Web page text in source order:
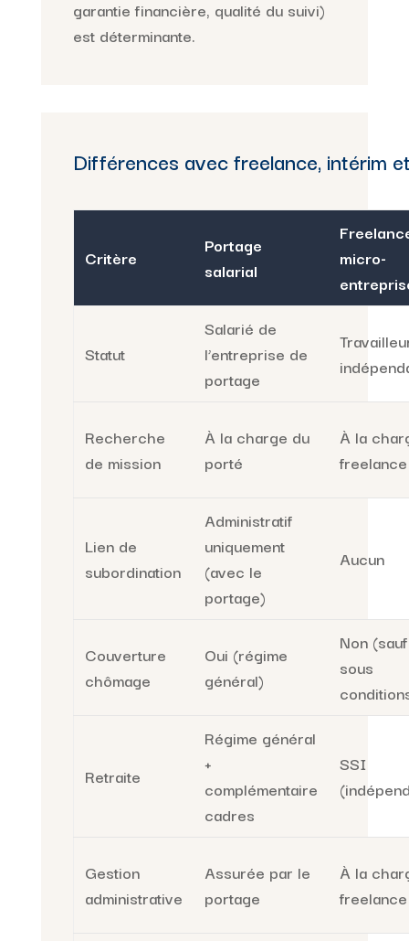
garantie financière, qualité du suivi)
est déterminante.
Différences avec freelance, intérim
Critère
Portage
salarial
micro-
Statut
Salarié de
l’entreprise de
portage
Recherche
de mission
À la charge du
porté
À la
freelance
Lien de
subordination
Administratif
uniquement
(avec le
portage)
Aucun
Couverture
chômage
Oui (régime
général)
Non
sous
Retraite
Régime général
+
complémentaire
cadres
SSI
Gestion
administrative
Assurée par le
portage
À la
freelance